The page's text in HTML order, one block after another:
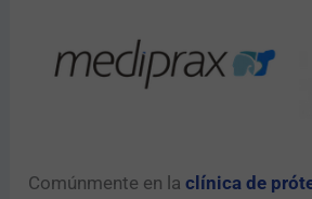
Comúnmente en la clínica de